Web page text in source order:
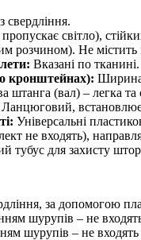
свердління.
світло),
розчином). Не
Вказані по тканині.
кронштейнах): Ширина
штанга (вал) – легка та
Ланцюговий,
Універсальні
не входять),
тубус для захисту
за допомогою
шурупів – не
шурупів – не